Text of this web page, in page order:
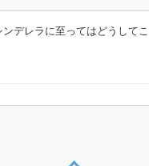
デレラに至ってはどうして